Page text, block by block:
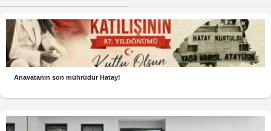
Anavatanın son mührüdür Hatay!